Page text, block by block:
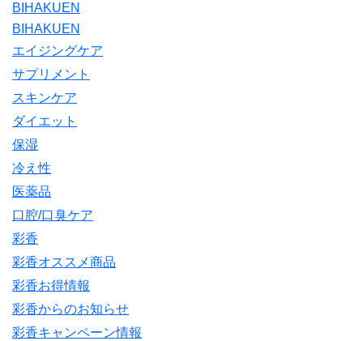
BIHAKUEN
BIHAKUEN
エイジングケア
サプリメント
スキンケア
ダイエット
保湿
冷え性
医薬品
口腔/口臭ケア
彩香
彩香オススメ商品
彩香お得情報
彩香からのお知らせ
彩香キャンペーン情報